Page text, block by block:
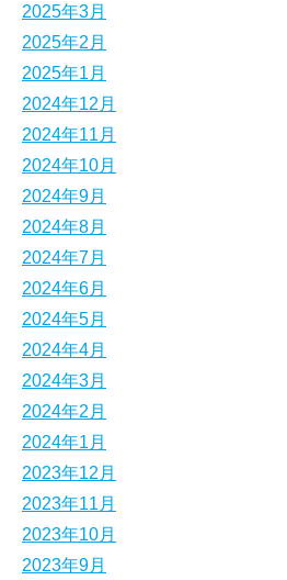
2025年3月
2025年2月
2025年1月
2024年12月
2024年11月
2024年10月
2024年9月
2024年8月
2024年7月
2024年6月
2024年5月
2024年4月
2024年3月
2024年2月
2024年1月
2023年12月
2023年11月
2023年10月
2023年9月